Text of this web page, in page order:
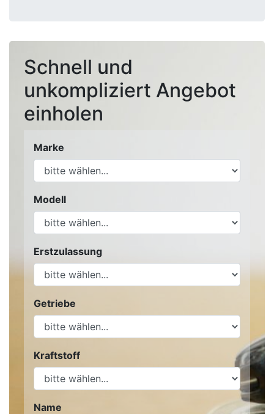
Schnell und
unkompliziert Angebot
einholen
Marke
Modell
Erstzulassung
Getriebe
Kraftstoff
Name